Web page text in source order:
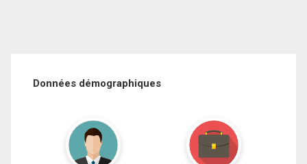
Données démographiques